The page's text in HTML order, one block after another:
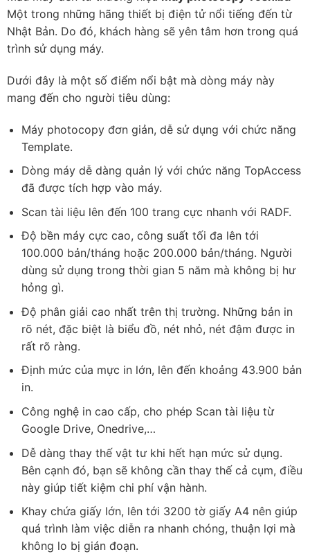
Một trong những hãng thiết bị điện tử nổi tiếng đến từ
Nhật Bản. Do đó, khách hàng sẽ yên tâm hơn trong quá
trình sử dụng máy.
Dưới đây là một số điểm nổi bật mà dòng máy này
mang đến cho người tiêu dùng:
Máy photocopy đơn giản, dễ sử dụng với chức năng
Template.
Dòng máy dễ dàng quản lý với chức năng TopAccess
đã được tích hợp vào máy.
Scan tài liệu lên đến 100 trang cực nhanh với RADF.
Độ bền máy cực cao, công suất tối đa lên tới
100.000 bản/tháng hoặc 200.000 bản/tháng. Người
dùng sử dụng trong thời gian 5 năm mà không bị hư
hỏng gì.
Độ phân giải cao nhất trên thị trường. Những bản in
rõ nét, đặc biệt là biểu đồ, nét nhỏ, nét đậm được in
rất rõ ràng.
Định mức của mực in lớn, lên đến khoảng 43.900 bản
in.
Công nghệ in cao cấp, cho phép Scan tài liệu từ
Google Drive, Onedrive,…
Dễ dàng thay thế vật tư khi hết hạn mức sử dụng.
Bên cạnh đó, bạn sẽ không cần thay thế cả cụm, điều
này giúp tiết kiệm chi phí vận hành.
Khay chứa giấy lớn, lên tới 3200 tờ giấy A4 nên giúp
quá trình làm việc diễn ra nhanh chóng, thuận lợi mà
không lo bị gián đoạn.